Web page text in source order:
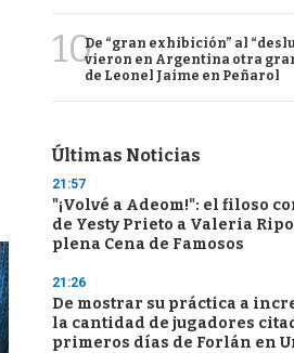
10De “gran exhibición” al
vieron en Argentina otra
de Leonel Jaime en Peñarol
Últimas Noticias
21:57
"¡Volvé a Adeom!": el filoso
de Yesty Prieto a Valeria
plena Cena de Famosos
21:26
De mostrar su práctica a
la cantidad de jugadores
primeros días de Forlán en